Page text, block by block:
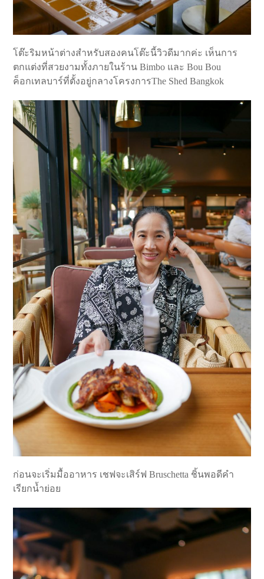
โต๊ะริมหน้าต่างสำหรับสองคนโต๊ะนี้วิวดีมากค่ะ เห็นการ
ตกแต่งที่สวยงามทั้งภายในร้าน Bimbo และ Bou Bou
ค็อกเทลบาร์ที่ตั้งอยู่กลางโครงการThe Shed Bangkok
ก่อนจะเริ่มมื้ออาหาร เชฟจะเสิร์ฟ Bruschetta ชิ้นพอดีคำ
เรียกน้ำย่อย